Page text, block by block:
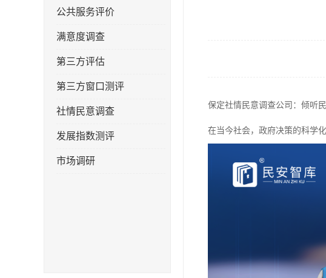
公共服务评价
满意度调查
第三方评估
第三方窗口测评
社情民意调查
发展指数测评
市场调研
保定社情民意调查公司：倾听
在当今社会，政府决策的科学